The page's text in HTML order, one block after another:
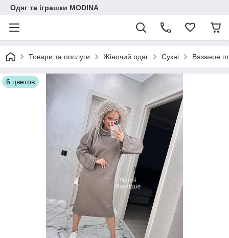
Одяг та іграшки MODINA
Товари та послуги Жіночий одяг Сукні Вязаное
6 цветов